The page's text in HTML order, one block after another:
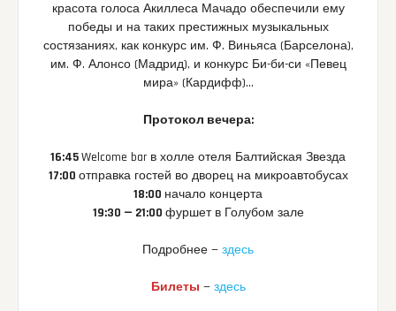
красота голоса Акиллеса Мачадо обеспечили ему
победы и на таких престижных музыкальных
состязаниях, как конкурс им. Ф. Виньяса (Барселона),
им. Ф. Алонсо (Мадрид), и конкурс Би-би-си «Певец
мира» (Кардифф)…
Протокол вечера:
16:45Welcome bar в холле отеля Балтийская Звезда
17:00 отправка гостей во дворец на микроавтобусах
18:00 начало концерта
19:30 — 21:00 фуршет в Голубом зале
Подробнее — здесь
Билеты — здесь